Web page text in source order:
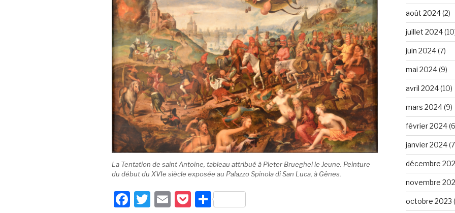
La Tentation de saint Antoine, tableau attribué à Pieter Brueghel le Jeune. Peinture
du début du XVIe siècle exposée au Palazzo Spinola di San Luca, à Gênes.
F
T
E
P P
août 2024(2)
juillet 2024
juin 2024(7)
mai 2024(9)
avril 2024(10)
mars 2024(9)
février 2024
janvier 2024
décembre
novembre
octobre 2023